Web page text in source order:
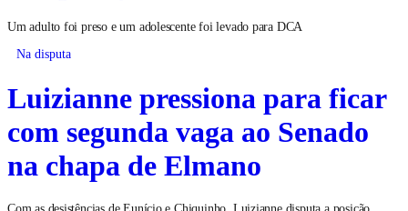
Um adulto foi preso e um adolescente foi levado para DCA
Na disputa
Luizianne pressiona para ficar
com segunda vaga ao Senado
na chapa de Elmano
Com as desistências de Eunício e Chiquinho, Luizianne disputa a posição